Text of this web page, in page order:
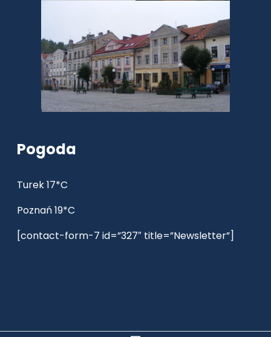
Pogoda
Turek 17*C
Poznań 19*C
[contact-form-7 id=”327″ title=”Newsletter”]